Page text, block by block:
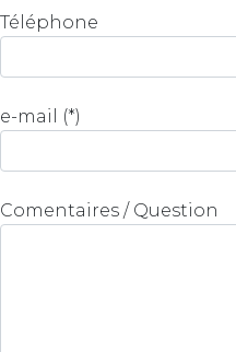
Téléphone
e-mail (*)
Comentaires / Question